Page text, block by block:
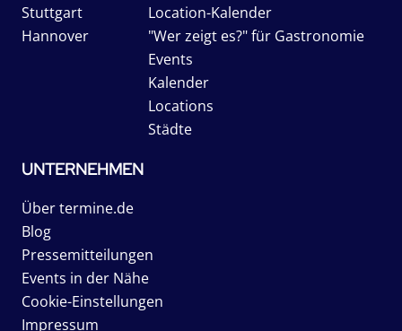
Stuttgart
Hannover
Location-Kalender
"Wer zeigt es?" für Gastronomie
Events
Kalender
Locations
Städte
UNTERNEHMEN
Über termine.de
Blog
Pressemitteilungen
Events in der Nähe
Cookie-Einstellungen
Impressum